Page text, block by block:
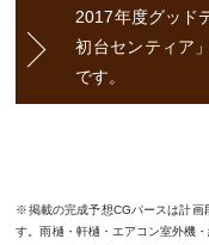
2017年度グッド
初台センティア」
です。
※掲載の完成予想CGパースは計画
す。雨樋・軒樋・エアコン室外機